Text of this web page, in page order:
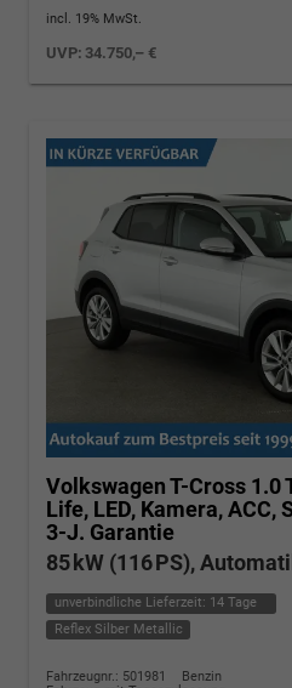
incl. 19% MwSt.
UVP: 34.750,– €
Volkswagen T-Cross 1.0
Life, LED, Kamera, ACC,
3-J. Garantie
85 kW (116 PS),
unverbindliche Lieferzeit: 14 Tage
Reflex Silber Metallic
Fahrzeugnr.: 501981
Benzin